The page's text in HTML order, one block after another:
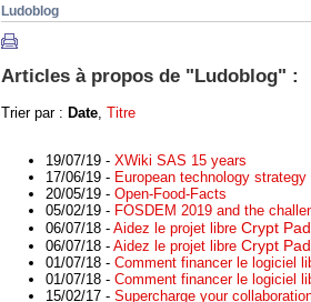
Ludoblog
Articles à propos de "Ludoblog" :
Trier par : Date, Titre
19/07/19 - XWiki SAS 15 years
17/06/19 - European technology
20/05/19 - Open-Food-Facts
05/02/19 - FOSDEM 2019 and the
06/07/18 - Aidez le projet libre Crypt Pad
06/07/18 - Aidez le projet libre Crypt Pad
01/07/18 - Comment financer le logiciel
01/07/18 - Comment financer le logiciel
15/02/17 - Supercharge your